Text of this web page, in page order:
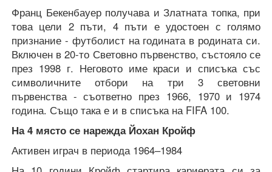
Франц Бекенбауер получава и Златната топка, при
това цели 2 пъти, 4 пъти е удостоен с голямо
признание - футболист на годината в родината си.
Включен в 20-то Световно първенство, състояло се
през 1998 г. Неговото име краси и списъка със
символичните отбори на три 3 световни
първенства - съответно през 1966, 1970 и 1974
година. Също така е и в списъка на FIFA 100.
На 4 място се нарежда Йохан Кройф
Активен играч в периода 1964–1984